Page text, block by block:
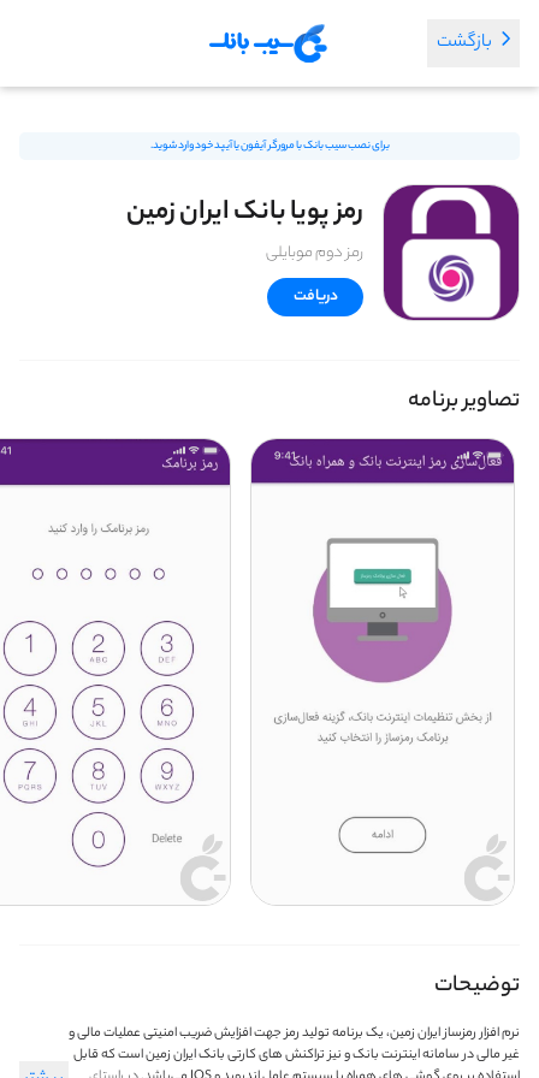
بازگشت
برای نصب سیب بانک با مرورگر آیفون یا آیپد خود وارد شوید.
رمز پویا بانک ایران زمین
رمز دوم موبایلی
دریافت
تصاویر برنامه
توضیحات
نرم افزار رمزساز ایران زمین، یک برنامه تولید رمز جهت افزایش ضریب امنیتی عملیات مالی و
غیر مالی در سامانه اینترنت بانک و نیز تراکنش های کارتی بانک ایران زمین است که قابل